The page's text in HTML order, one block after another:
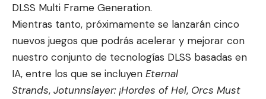
DLSS Multi Frame Generation.
Mientras tanto, próximamente se lanzarán cinco
nuevos juegos que podrás acelerar y mejorar con
nuestro conjunto de tecnologías DLSS basadas en
IA, entre los que se incluyen Eternal
Strands, Jotunnslayer: ¡Hordes of Hel, Orcs Must